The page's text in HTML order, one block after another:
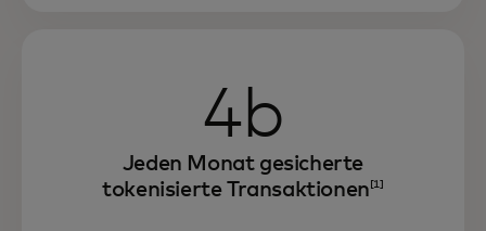
4b
Jeden Monat gesicherte
tokenisierte Transaktionen [1]